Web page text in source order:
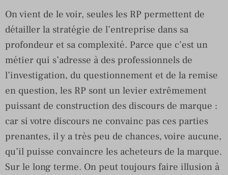
On vient de le voir, seules les RP permettent de
détailler la stratégie de l’entreprise dans sa
profondeur et sa complexité. Parce que c’est un
métier qui s’adresse à des professionnels de
l’investigation, du questionnement et de la remise
en question, les RP sont un levier extrêmement
puissant de construction des discours de marque :
car si votre discours ne convainc pas ces parties
prenantes, il y a très peu de chances, voire aucune,
qu’il puisse convaincre les acheteurs de la marque.
Sur le long terme. On peut toujours faire illusion à